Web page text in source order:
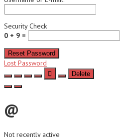
Security Check
0 + 9 =
Reset Password
Lost Password
Delete
@
Not recently active